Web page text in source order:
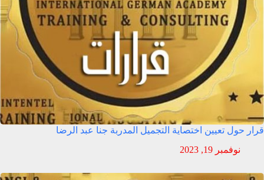
قرار حول تعيين اختصاية التجميل المدربة جنا عبد الرضا
نوفمبر 19, 2023